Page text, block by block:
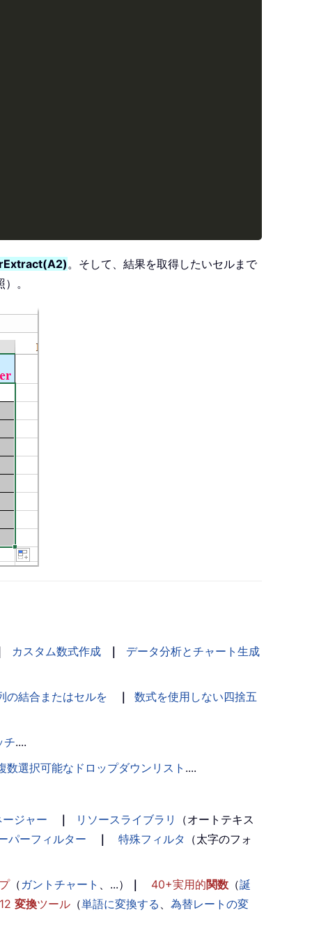
。そして、結果を取得したいセルまで
。
カスタム数式作成 ｜
データ分析とチャート生成
の結合またはセルを ｜
数式を使用しない四捨五
チ....
数選択可能なドロップダウンリスト ....
ジャー ｜ リソースライブラリ
（オートテキス
パーフィルター ｜ 特殊フィルタ （太字のフォ
（ ガントチャート 、...） ｜ 40+実用的関数 （誕
12 変換ツール （単語に変換する 、 為替レートの変